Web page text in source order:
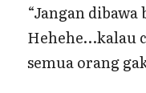
“Jangan dibawa
Hehehe…kalau
semua orang